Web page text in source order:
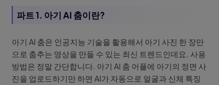
파트 1. 아기 AI 춤이란?
아기 AI 춤은 인공지능 기술을 활용해서 아기 사진 한 장만
으로 춤추는 영상을 만들 수 있는 최신 트렌드인데요. 사용
방법은 정말 간단합니다. 아기 AI 춤 어플에 아기의 정면 사
진을 업로드하기만 하면 AI가 자동으로 얼굴과 신체 특징